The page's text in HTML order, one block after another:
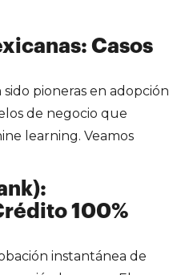
Casos
pioneras en adopción
de negocio que
learning. Veamos
100%
instantánea de